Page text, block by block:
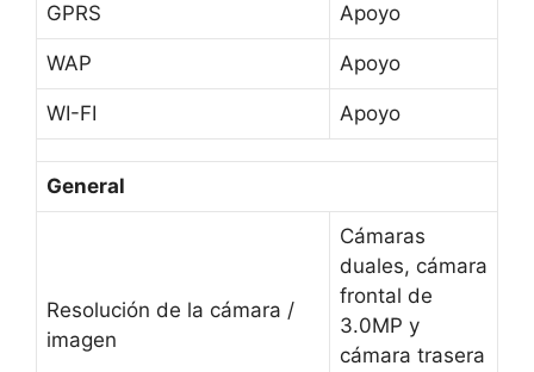
GPRS Apoyo
WAP Apoyo
WI-FI Apoyo
General
Resolución de la cámara /
imagen
Cámaras
duales, cámara
frontal de
3.0MP y
cámara trasera